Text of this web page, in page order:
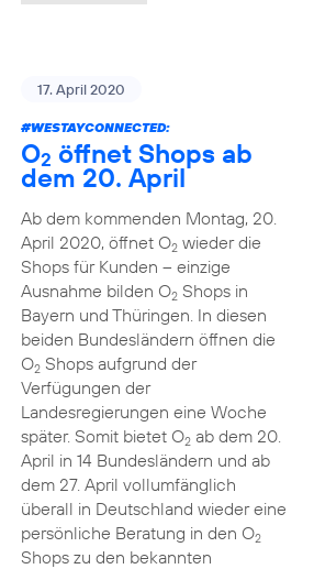
17. April 2020
#WESTAYCONNECTED:
O2 öffnet Shops ab
dem 20. April
Ab dem kommenden Montag, 20.
April 2020, öffnet O2wieder die
Shops für Kunden – einzige
Ausnahme bilden O2Shops in
Bayern und Thüringen. In diesen
beiden Bundesländern öffnen die
O2Shops aufgrund der
Verfügungen der
Landesregierungen eine Woche
später. Somit bietet O2ab dem 20.
April in 14 Bundesländern und ab
dem 27. April vollumfänglich
überall in Deutschland wieder eine
persönliche Beratung in den O2
Shops zu den bekannten